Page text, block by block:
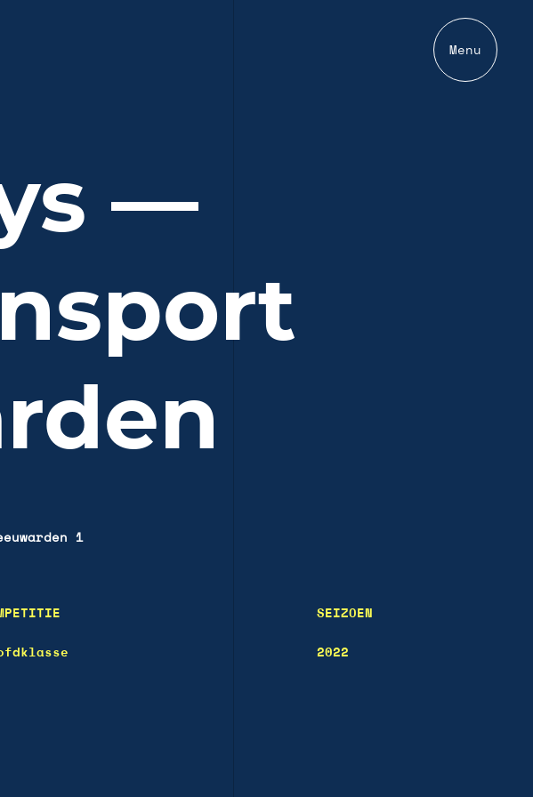
Menu
—
1
SEIZOEN
2022